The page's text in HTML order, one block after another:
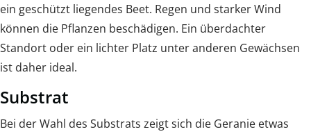
ein geschützt liegendes Beet. Regen und starker Wind
können die Pflanzen beschädigen. Ein überdachter
Standort oder ein lichter Platz unter anderen Gewächsen
ist daher ideal.
Substrat
Bei der Wahl des Substrats zeigt sich die Geranie etwas